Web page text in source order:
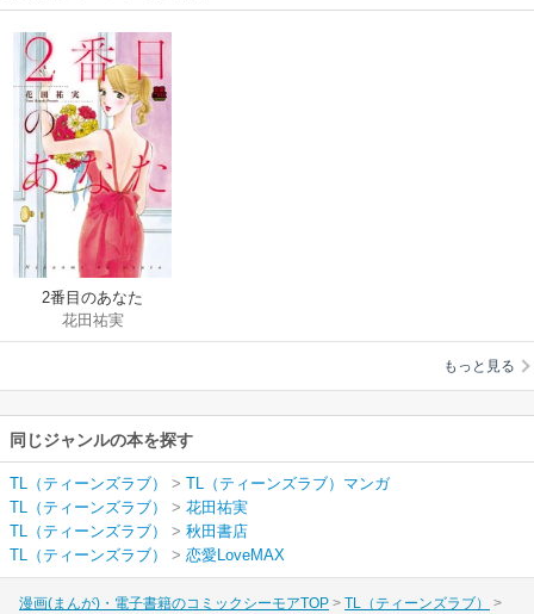
2番目のあなた
花田祐実
もっと見る
同じジャンルの本を探す
TL（ティーンズラブ） > TL（ティーンズラブ）マンガ
TL（ティーンズラブ）
> 花田祐実
TL（ティーンズラブ）
> 秋田書店
TL（ティーンズラブ）
> 恋愛LoveMAX
漫画(まんが)・電子書籍のコミックシーモアTOP
TL（ティーンズラブ）